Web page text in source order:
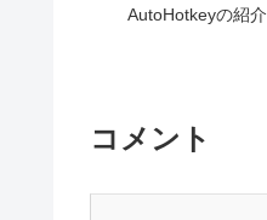
AutoHotkeyの紹介
コメント